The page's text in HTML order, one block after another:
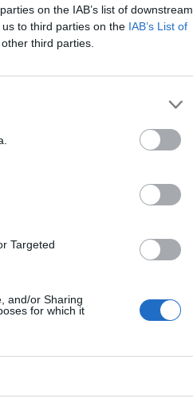
on the IAB’s list of downstream
to third parties on the IAB’s List of
third parties.
Targeted
and/or Sharing
for which it